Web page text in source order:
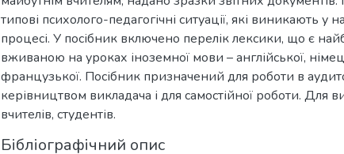
типові психолого-педагогічні ситуації, які виникають у
процесі. У посібник включено перелік лексики, що є
вживаною на уроках іноземної мови – англійської,
французької. Посібник призначений для роботи в
керівництвом викладача і для самостійної роботи. Для
вчителів, студентів.
Бібліографічний опис